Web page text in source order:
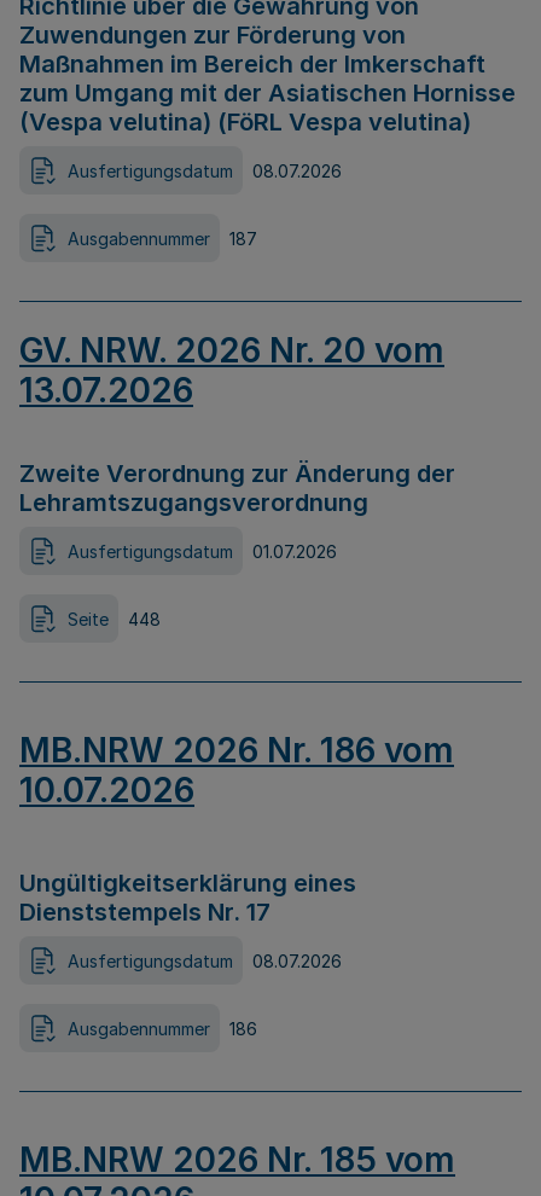
Richtlinie über die Gewährung von
Zuwendungen zur Förderung von
Maßnahmen im Bereich der Imkerschaft
zum Umgang mit der Asiatischen Hornisse
(Vespa velutina) (FöRL Vespa velutina)
Ausfertigungsdatum 08.07.2026
Ausgabennummer 187
GV. NRW. 2026 Nr. 20 vom
13.07.2026
Zweite Verordnung zur Änderung der
Lehramtszugangsverordnung
Ausfertigungsdatum 01.07.2026
Seite 448
MB.NRW 2026 Nr. 186 vom
10.07.2026
Ungültigkeitserklärung eines
Dienststempels Nr. 17
Ausfertigungsdatum 08.07.2026
Ausgabennummer 186
MB.NRW 2026 Nr. 185 vom